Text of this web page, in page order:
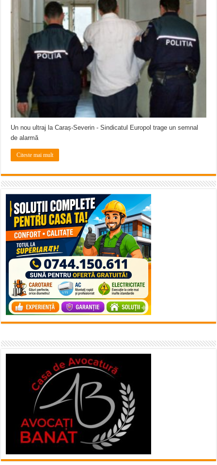
ANUNȚ OPRIRE APĂ în Reșița – avarie – 04.08.2026 – str. Văliugului și
ANUNŢ OPRIRE APĂ în CARANSEBEȘ – 04.08.2026 – avarie – Calea
Un nou ultraj la Caraș-Severin - Sindicatul Europol trage un semnal
de alarmă
Citeste mai mult